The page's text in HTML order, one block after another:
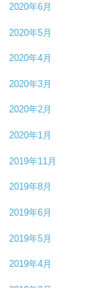
2020年6月
2020年5月
2020年4月
2020年3月
2020年2月
2020年1月
2019年11月
2019年8月
2019年6月
2019年5月
2019年4月